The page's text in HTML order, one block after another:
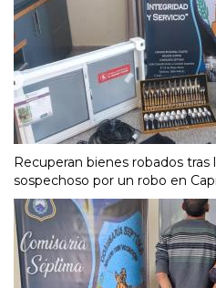
Recuperan bienes robados
sospechoso por un robo en